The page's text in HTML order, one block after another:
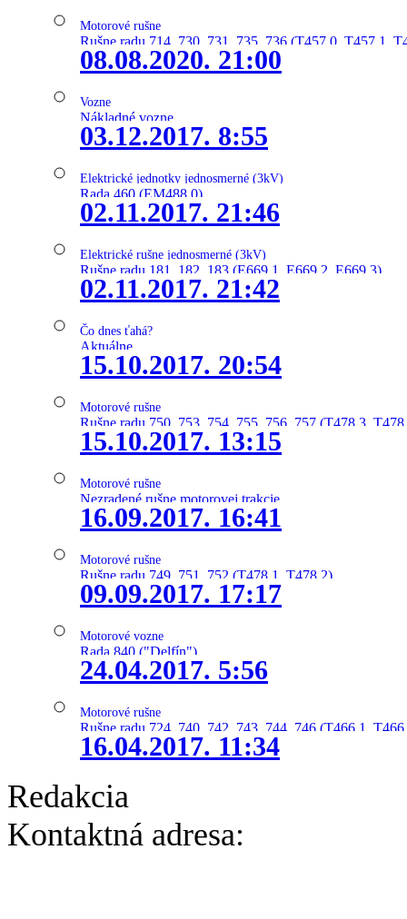
Motorové rušne
Rušne radu 714, 730, 731, 735, 736 (T457.0, T457.1,
08.08.2020. 21:00
Vozne
Nákladné vozne
03.12.2017. 8:55
Elektrické jednotky jednosmerné (3kV)
Rada 460 (EM488.0)
02.11.2017. 21:46
Elektrické rušne jednosmerné (3kV)
Rušne radu 181, 182, 183 (E669.1, E669.2, E669.3)
02.11.2017. 21:42
Čo dnes ťahá?
Aktuálne
15.10.2017. 20:54
Motorové rušne
Rušne radu 750, 753, 754, 755, 756, 757 (T478.3,
15.10.2017. 13:15
Motorové rušne
Nezradené rušne motorovej trakcie
16.09.2017. 16:41
Motorové rušne
Rušne radu 749, 751, 752 (T478.1, T478.2)
09.09.2017. 17:17
Motorové vozne
Rada 840 ("Delfín")
24.04.2017. 5:56
Motorové rušne
Rušne radu 724, 740, 742, 743, 744, 746 (T466.1,
16.04.2017. 11:34
Redakcia
Kontaktná adresa: